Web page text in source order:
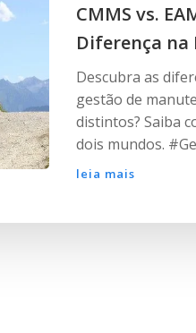
CMMS vs.
Diferença na
Descubra as
gestão de
distintos? Saiba
dois mundos.
leia mais